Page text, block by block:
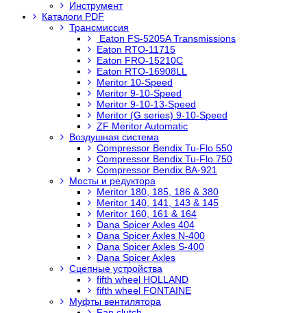
Инструмент
Каталоги PDF
Трансмиссия
Eaton FS-5205A Transmissions
Eaton RTO-11715
Eaton FRO-15210C
Eaton RTO-16908LL
Meritor 10-Speed
Meritor 9-10-Speed
Meritor 9-10-13-Speed
Meritor (G series) 9-10-Speed
ZF Meritor Automatic
Воздушная система
Compressor Bendix Tu-Flo 550
Compressor Bendix Tu-Flo 750
Compressor Bendix BA-921
Мосты и редуктора
Meritor 180, 185, 186 & 380
Meritor 140, 141, 143 & 145
Meritor 160, 161 & 164
Dana Spicer Axles 404
Dana Spicer Axles N-400
Dana Spicer Axles S-400
Dana Spicer Axles
Сцепные устройства
fifth wheel HOLLAND
fifth wheel FONTAINE
Муфты вентилятора